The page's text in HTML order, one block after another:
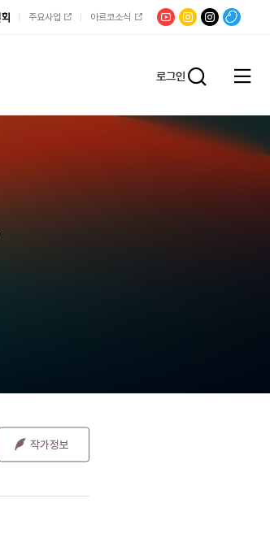
주요사업 아르코소식 유튜브문학광장채널문장
팟빵
로그인
전체
열기